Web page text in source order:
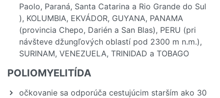
Paolo, Paraná, Santa Catarina a Rio Grande do Sul
), KOLUMBIA, EKVÁDOR, GUYANA, PANAMA
(provincia Chepo, Darién a San Blas), PERU (pri
návšteve džungľových oblastí pod 2300 m n.m.),
SURINAM, VENEZUELA, TRINIDAD a TOBAGO
POLIOMYELITÍDA
očkovanie sa odporúča cestujúcim starším ako 30